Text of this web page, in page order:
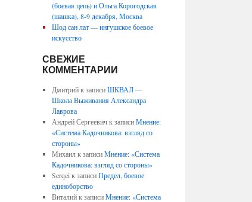
(боевая цепь) и Ольга Корогодская
(шашка), 8-9 декабря, Москва
Шод сан лат — ингушское боевое
искусство
СВЕЖИЕ
КОММЕНТАРИИ
Дмитрийк записиШКВАЛ —
Школа Выживания Александра
Лаврова
Андрей Сергеевичк записиМнение:
«Система Кадочникова: взгляд со
стороны»
Михаилк записиМнение: «Система
Кадочникова: взгляд со стороны»
Serqei к записиПредел, боевое
единоборство
Виталийк записиМнение: «Система